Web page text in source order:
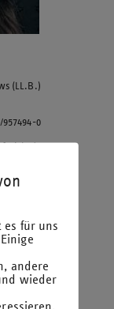
(LL.B.)
957494-0
es für uns
andere
wieder